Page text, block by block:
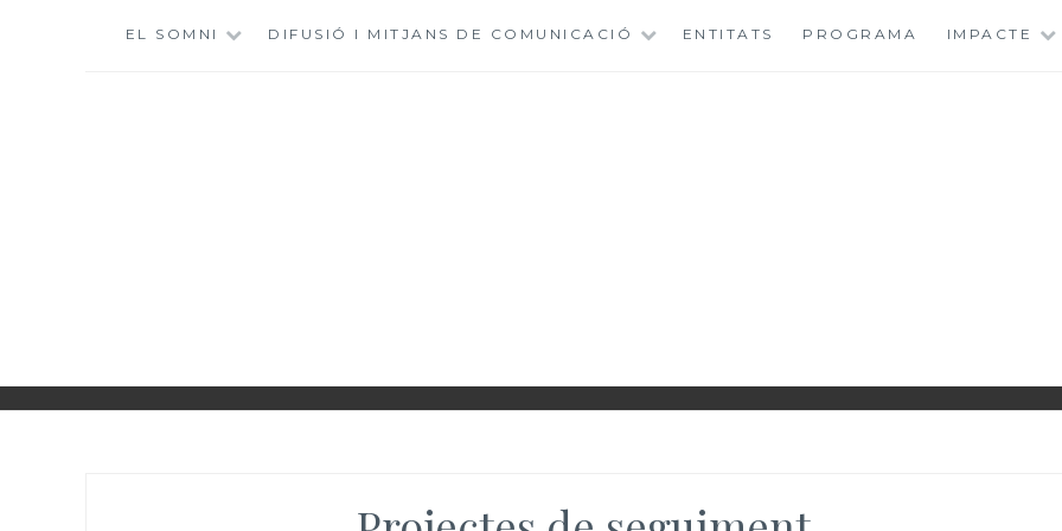
EL SOMNI DIFUSIÓ I MITJANS DE COMUNICACIÓ ENTITATS PROGRAMA IMPACTE